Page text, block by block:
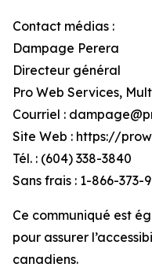
Contact médias :
Dampage Perera
Directeur général
Pro Web Services,
Courriel :
Site Web : https://
Tél. : (604) 338-3840
Sans frais : 1-866-373-
Ce communiqué est
pour assurer
canadiens.